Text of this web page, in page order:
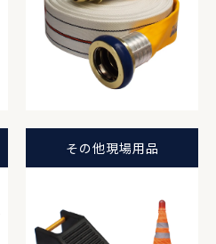
その他現場用品